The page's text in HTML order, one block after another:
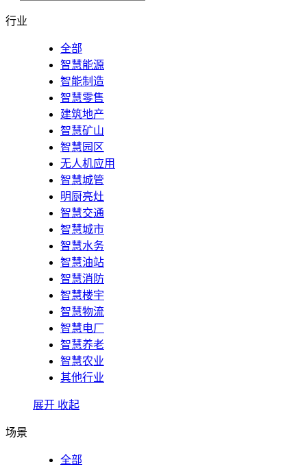
行业
全部
智慧能源
智能制造
智慧零售
建筑地产
智慧矿山
智慧园区
无人机应用
智慧城管
明厨亮灶
智慧交通
智慧城市
智慧水务
智慧油站
智慧消防
智慧楼宇
智慧物流
智慧电厂
智慧养老
智慧农业
其他行业
展开 收起
场景
全部